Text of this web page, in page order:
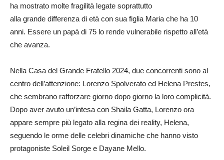
ha mostrato molte fragilità legate soprattutto
alla grande differenza di età con sua figlia Maria che ha 10
anni. Essere un papà di 75 lo rende vulnerabile rispetto all’età
che avanza.
Nella Casa del Grande Fratello 2024, due concorrenti sono al
centro dell’attenzione: Lorenzo Spolverato ed Helena Prestes,
che sembrano rafforzare giorno dopo giorno la loro complicità.
Dopo aver avuto un’intesa con Shaila Gatta, Lorenzo ora
appare sempre più legato alla regina dei reality, Helena,
seguendo le orme delle celebri dinamiche che hanno visto
protagoniste Soleil Sorge e Dayane Mello.